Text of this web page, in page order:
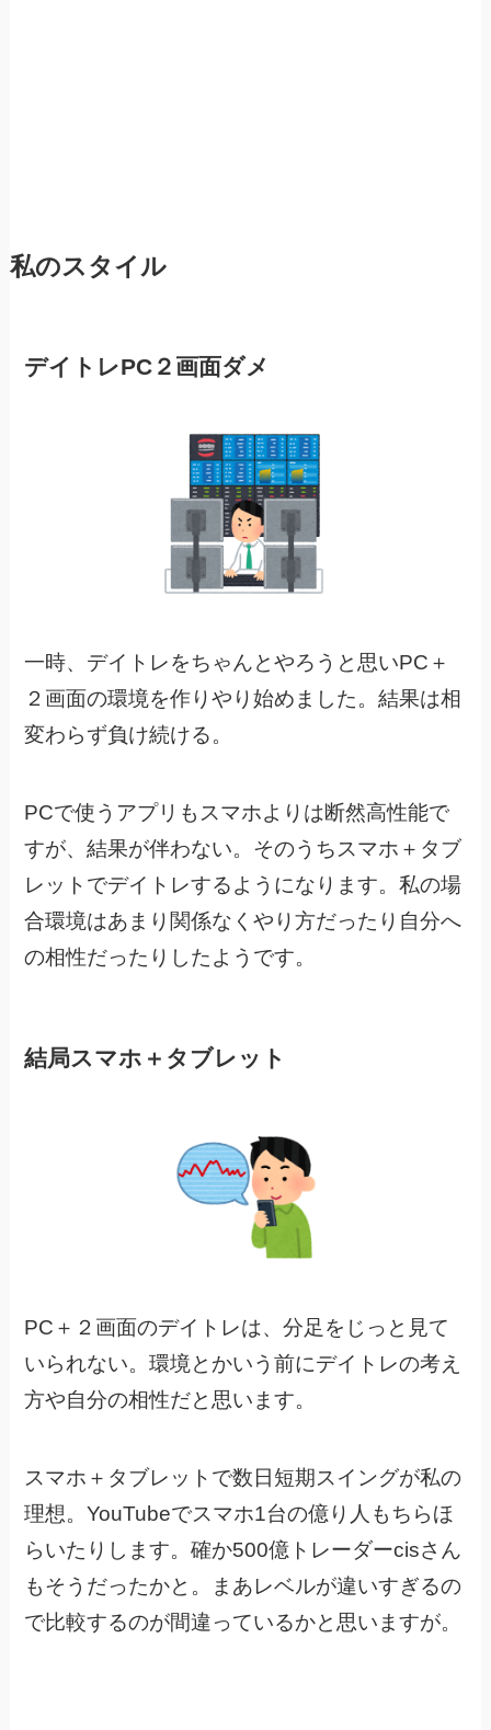
私のスタイル
デイトレPC２画面ダメ
一時、デイトレをちゃんとやろうと思いPC＋
２画面の環境を作りやり始めました。結果は相
変わらず負け続ける。
PCで使うアプリもスマホよりは断然高性能で
すが、結果が伴わない。そのうちスマホ＋タブ
レットでデイトレするようになります。私の場
合環境はあまり関係なくやり方だったり自分へ
の相性だったりしたようです。
結局スマホ＋タブレット
PC＋２画面のデイトレは、分足をじっと見て
いられない。環境とかいう前にデイトレの考え
方や自分の相性だと思います。
スマホ＋タブレットで数日短期スイングが私の
理想。YouTubeでスマホ1台の億り人もちらほ
らいたりします。確か500億トレーダーcisさん
もそうだったかと。まあレベルが違いすぎるの
で比較するのが間違っているかと思いますが。